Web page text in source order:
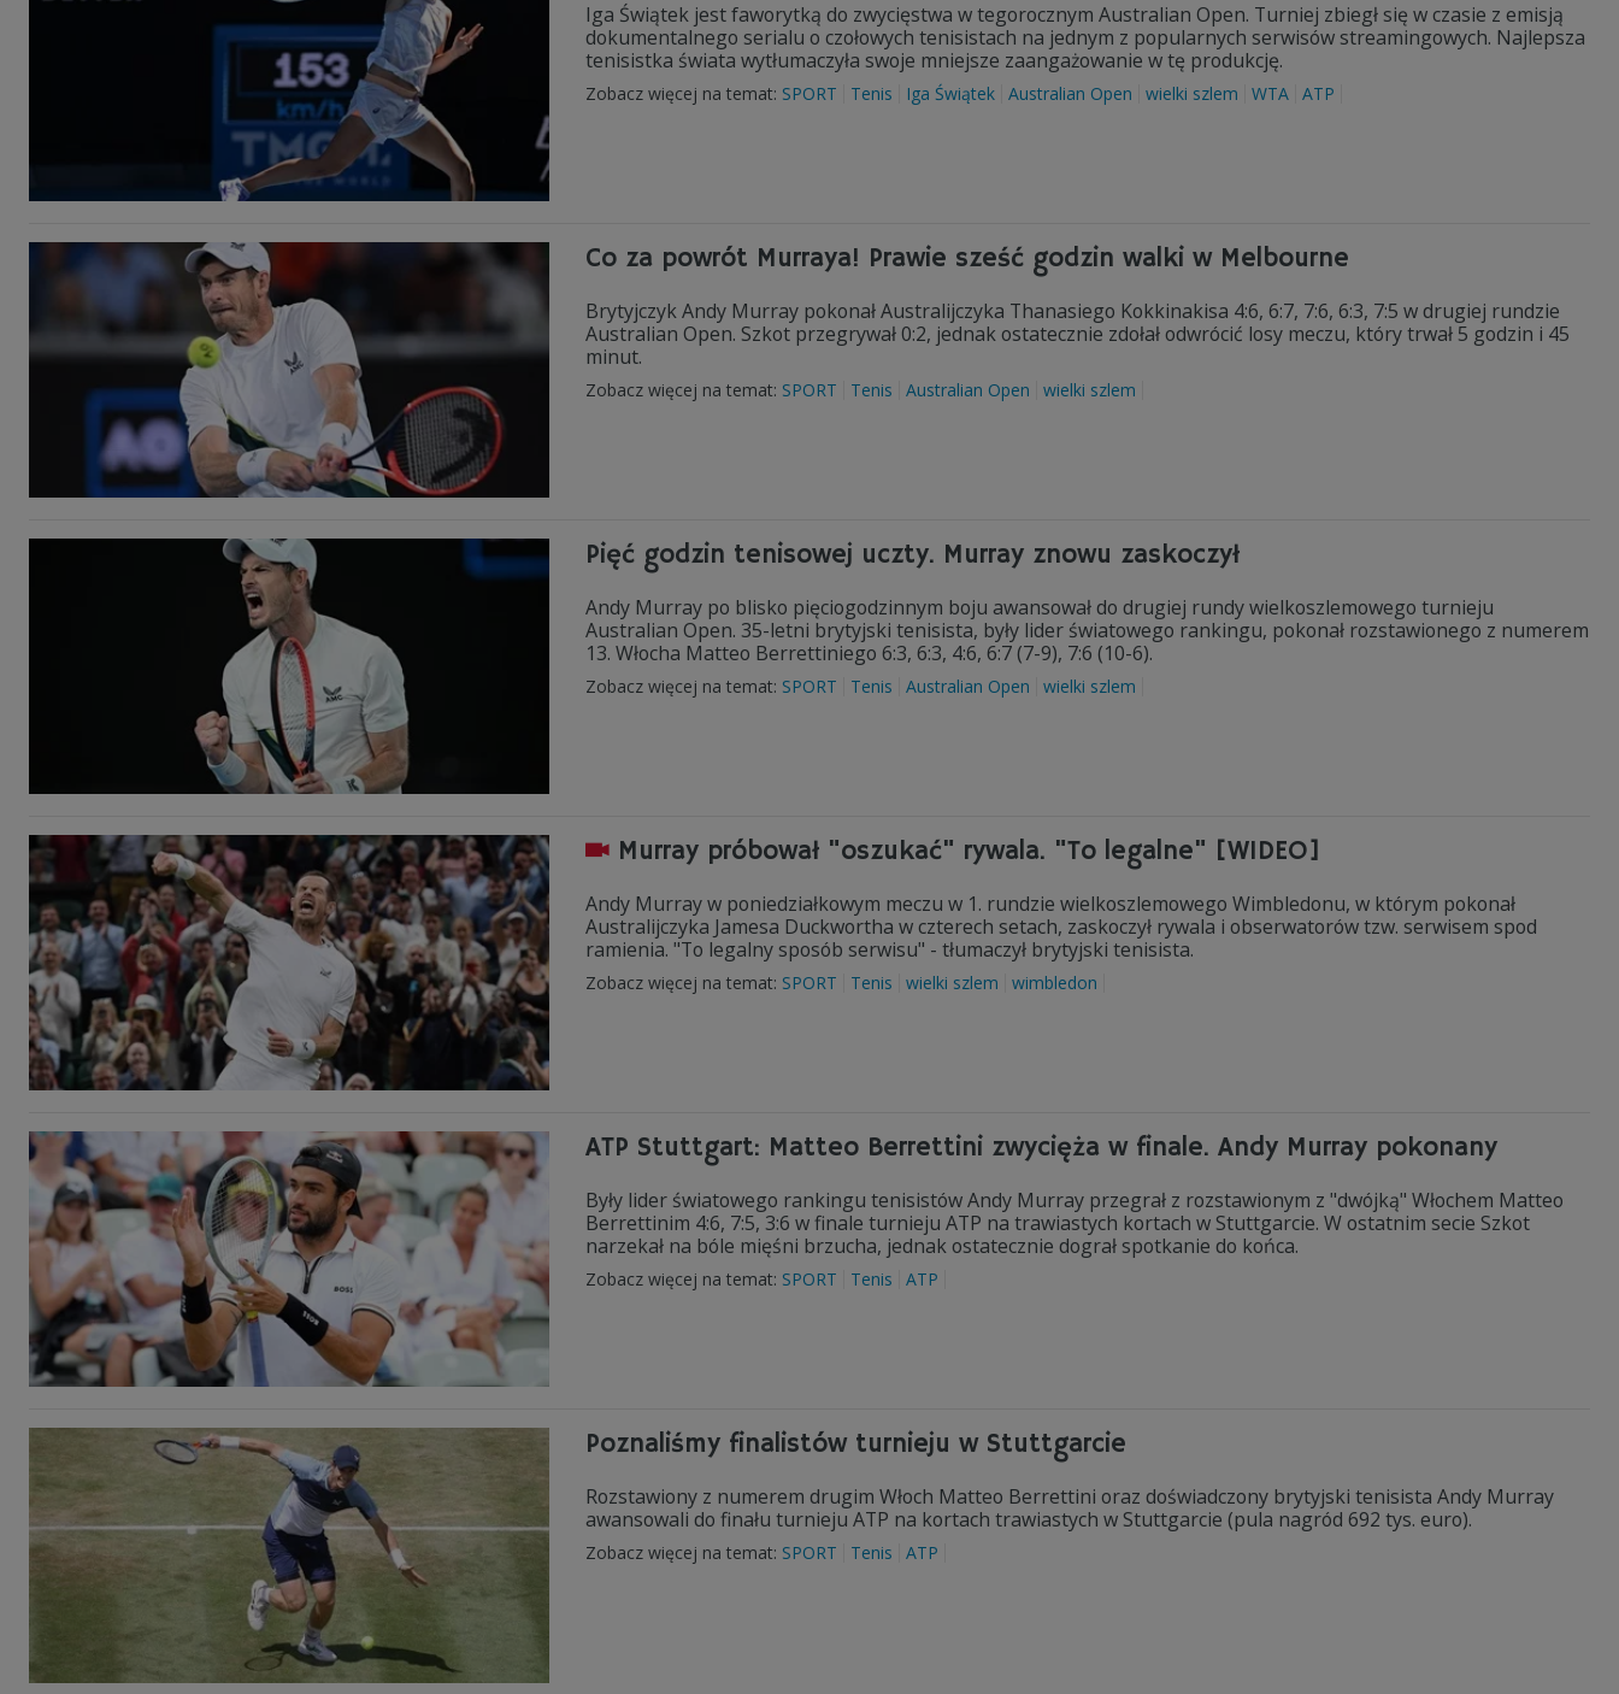
Iga Świątek jest faworytką do zwycięstwa w tegorocznym Australian Open. Turniej zbiegł się w czasie z emisją
dokumentalnego serialu o czołowych tenisistach na jednym z popularnych serwisów streamingowych. Najlepsza
tenisistka świata wytłumaczyła swoje mniejsze zaangażowanie w tę produkcję.
Zobacz więcej na temat: SPORT Tenis Iga Świątek Australian Open wielki szlem WTA ATP
Co za powrót Murraya! Prawie sześć godzin walki w Melbourne
Brytyjczyk Andy Murray pokonał Australijczyka Thanasiego Kokkinakisa 4:6, 6:7, 7:6, 6:3, 7:5 w drugiej rundzie
Australian Open. Szkot przegrywał 0:2, jednak ostatecznie zdołał odwrócić losy meczu, który trwał 5 godzin i 45
minut.
Zobacz więcej na temat: SPORT Tenis Australian Open wielki szlem
Pięć godzin tenisowej uczty. Murray znowu zaskoczył
Andy Murray po blisko pięciogodzinnym boju awansował do drugiej rundy wielkoszlemowego turnieju
Australian Open. 35-letni brytyjski tenisista, były lider światowego rankingu, pokonał rozstawionego z numerem
13. Włocha Matteo Berrettiniego 6:3, 6:3, 4:6, 6:7 (7-9), 7:6 (10-6).
Zobacz więcej na temat: SPORT Tenis Australian Open wielki szlem
Murray próbował "oszukać" rywala. "To legalne" [WIDEO]
Andy Murray w poniedziałkowym meczu w 1. rundzie wielkoszlemowego Wimbledonu, w którym pokonał
Australijczyka Jamesa Duckwortha w czterech setach, zaskoczył rywala i obserwatorów tzw. serwisem spod
ramienia. "To legalny sposób serwisu" - tłumaczył brytyjski tenisista.
Zobacz więcej na temat: SPORT Tenis wielki szlem wimbledon
ATP Stuttgart: Matteo Berrettini zwycięża w finale. Andy Murray pokonany
Były lider światowego rankingu tenisistów Andy Murray przegrał z rozstawionym z "dwójką" Włochem Matteo
Berrettinim 4:6, 7:5, 3:6 w finale turnieju ATP na trawiastych kortach w Stuttgarcie. W ostatnim secie Szkot
narzekał na bóle mięśni brzucha, jednak ostatecznie dograł spotkanie do końca.
Zobacz więcej na temat: SPORT Tenis ATP
Poznaliśmy finalistów turnieju w Stuttgarcie
Rozstawiony z numerem drugim Włoch Matteo Berrettini oraz doświadczony brytyjski tenisista Andy Murray
awansowali do finału turnieju ATP na kortach trawiastych w Stuttgarcie (pula nagród 692 tys. euro).
Zobacz więcej na temat: SPORT Tenis ATP